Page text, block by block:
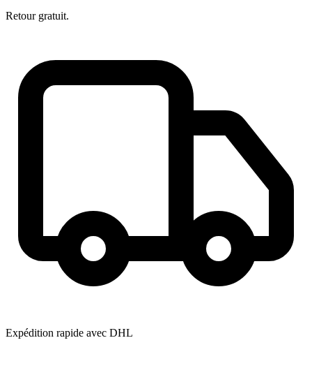
Retour gratuit.
Expédition rapide avec DHL